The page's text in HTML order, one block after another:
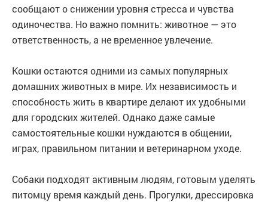
сообщают о снижении уровня стресса и чувства
одиночества. Но важно помнить: животное — это
ответственность, а не временное увлечение.
Кошки остаются одними из самых популярных
домашних животных в мире. Их независимость и
способность жить в квартире делают их удобными
для городских жителей. Однако даже самые
самостоятельные кошки нуждаются в общении,
играх, правильном питании и ветеринарном уходе.
Собаки подходят активным людям, готовым уделять
питомцу время каждый день. Прогулки, дрессировка